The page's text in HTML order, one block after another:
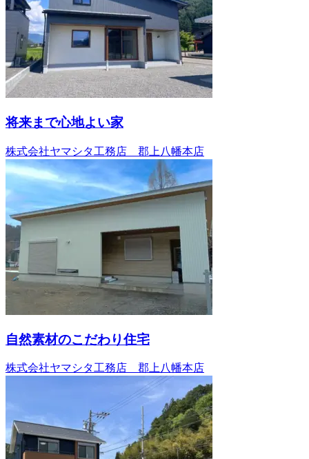
将来まで心地よい家
株式会社ヤマシタ工務店 郡上八幡本店
自然素材のこだわり住宅
株式会社ヤマシタ工務店 郡上八幡本店